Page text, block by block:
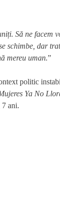
Să ne facem
schimbe, dar
mereu uman.”
politic
Ya No
ani.